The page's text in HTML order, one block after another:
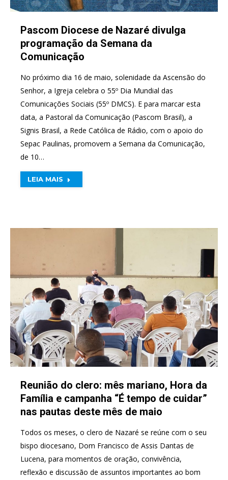
Pascom Diocese de Nazaré divulga
programação da Semana da
Comunicação
No próximo dia 16 de maio, solenidade da Ascensão do
Senhor, a Igreja celebra o 55º Dia Mundial das
Comunicações Sociais (55º DMCS). E para marcar esta
data, a Pastoral da Comunicação (Pascom Brasil), a
Signis Brasil, a Rede Católica de Rádio, com o apoio do
Sepac Paulinas, promovem a Semana da Comunicação,
de 10…
LEIA MAIS
Reunião do clero: mês mariano, Hora da
Família e campanha “É tempo de cuidar”
nas pautas deste mês de maio
Todos os meses, o clero de Nazaré se reúne com o seu
bispo diocesano, Dom Francisco de Assis Dantas de
Lucena, para momentos de oração, convivência,
reflexão e discussão de assuntos importantes ao bom